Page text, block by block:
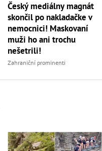
Český mediálny magnát
skončil po nakladačke v
nemocnici! Maskovaní
muži ho ani trochu
nešetrili!
Zahraniční prominenti